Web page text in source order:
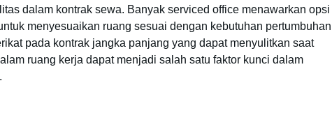
dalam kontrak sewa. Banyak serviced office menawarkan opsi
menyesuaikan ruang sesuai dengan kebutuhan pertumbuhan
pada kontrak jangka panjang yang dapat menyulitkan saat
ruang kerja dapat menjadi salah satu faktor kunci dalam